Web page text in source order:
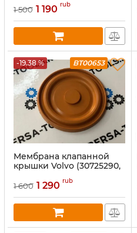
1 500 1 190 rub
-19.38 % BT00653
Мембрана клапанной
крышки Volvo (30725290,
1 600 1 290 rub